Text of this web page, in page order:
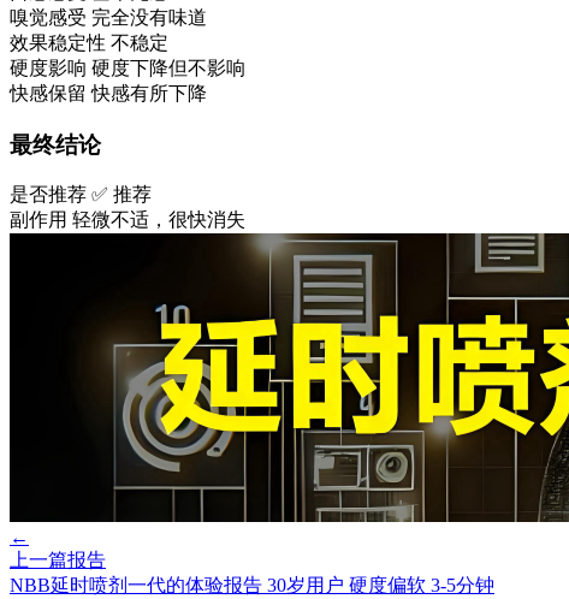
嗅觉感受 完全没有味道
效果稳定性 不稳定
硬度影响 硬度下降但不影响
快感保留 快感有所下降
最终结论
是否推荐 ✅ 推荐
副作用 轻微不适，很快消失
←
上一篇报告
NBB延时喷剂一代的体验报告 30岁用户 硬度偏软 3-5分钟